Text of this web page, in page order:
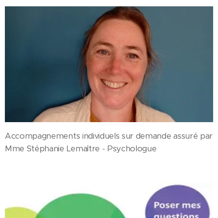
Accompagnements individuels sur demande assuré par
Mme Stéphanie Lemaître - Psychologue